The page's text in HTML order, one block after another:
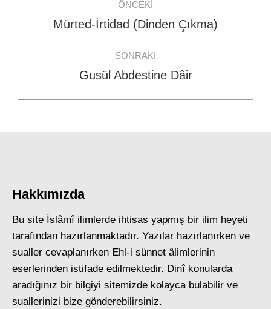
navigation
ÖNCEKI
Previous
Mürted-İrtidad (Dinden Çıkma)
SONRAKI
Next
Gusül Abdestine Dâir
Hakkımızda
Bu site İslâmî ilimlerde ihtisas yapmış bir ilim heyeti
tarafından hazırlanmaktadır. Yazılar hazırlanırken ve
sualler cevaplanırken Ehl-i sünnet âlimlerinin
eserlerinden istifade edilmektedir. Dinî konularda
aradığınız bir bilgiyi sitemizde kolayca bulabilir ve
suallerinizi bize gönderebilirsiniz.